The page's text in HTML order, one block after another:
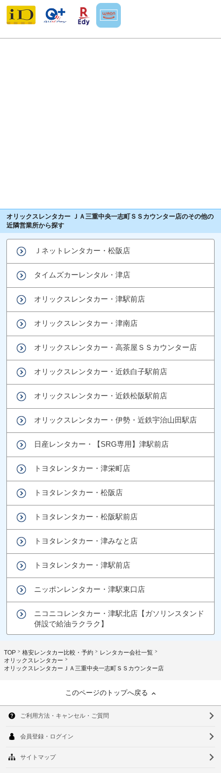
オリックスレンタカー ＪＡ三重中央一志町ＳＳカウンター店のその他の
近隣営業所から探す
Ｊネットレンタカー・松阪店
タイムズカーレンタル・津店
オリックスレンタカー・津駅前店
オリックスレンタカー・津南店
オリックスレンタカー・高茶屋ＳＳカウンター店
オリックスレンタカー・近鉄白子駅前店
オリックスレンタカー・近鉄松阪駅前店
オリックスレンタカー・伊勢・近鉄宇治山田駅店
日産レンタカー・【SRG専用】津駅前店
トヨタレンタカー・津栄町店
トヨタレンタカー・松阪店
トヨタレンタカー・松阪駅前店
トヨタレンタカー・津みなと店
トヨタレンタカー・津駅前店
ニッポンレンタカー・津駅東口店
ニコニコレンタカー・津駅北店【ガソリンスタンド
併設で給油ラクラク】
TOP 格安レンタカー比較・予約
レンタカー会社一覧
オリックスレンタカー
オリックスレンタカーＪＡ三重中央一志町ＳＳカウンター店
このページのトップへ戻る